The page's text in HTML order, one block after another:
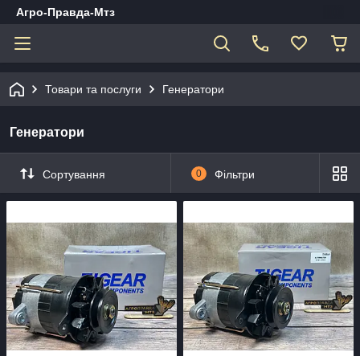
Агро-Правда-Мтз
Товари та послуги Генератори
Генератори
Сортування 0 Фільтри